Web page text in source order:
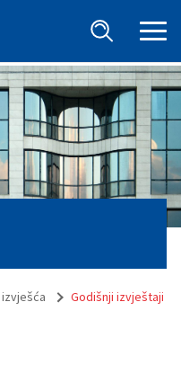
Godišnji izvještaji